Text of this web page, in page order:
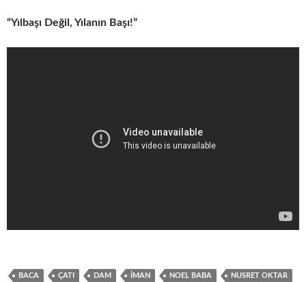
“Yılbaşı Değil, Yılanın Başı!”
BACA ÇATI DAM IMAN NOEL BABA NUSRET OKTAR